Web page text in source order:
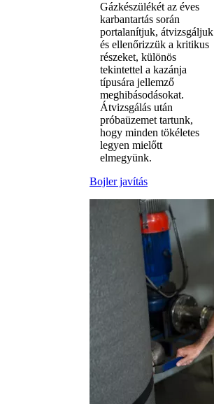
Gázkészülékét az éves
karbantartás során
portalanítjuk, átvizsgáljuk
és ellenőrizzük a kritikus
részeket, különös
tekintettel a kazánja
típusára jellemző
meghibásodásokat.
Átvizsgálás után
próbaüzemet tartunk,
hogy minden tökéletes
legyen mielőtt
elmegyünk.
Bojler javítás